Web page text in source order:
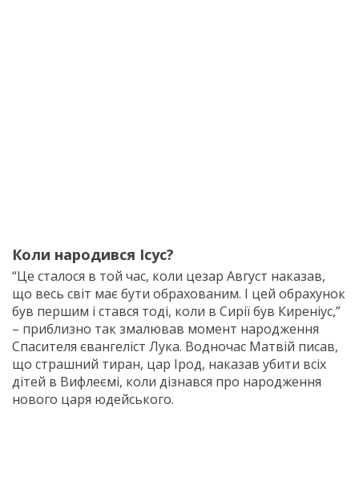
Коли народився Ісус?
“Це сталося в той час, коли цезар Август наказав,
що весь світ має бути обрахованим. І цей обрахунок
був першим і стався тоді, коли в Сирії був Киреніус,”
– приблизно так змалював момент народження
Спасителя євангеліст Лука. Водночас Матвій писав,
що страшний тиран, цар Ірод, наказав убити всіх
дітей в Вифлеємі, коли дізнався про народження
нового царя юдейського.